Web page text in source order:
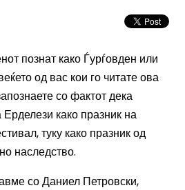
познат како Ѓурѓовден или
од вас кои го читате ова
со фактот дека
како празник на
туку како празник од
наследство.
со Даниел Петровски,